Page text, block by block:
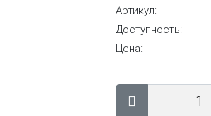
Артикул:
Доступность:
Цена: